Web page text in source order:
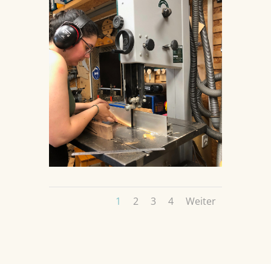
1 2 3 4 Weiter